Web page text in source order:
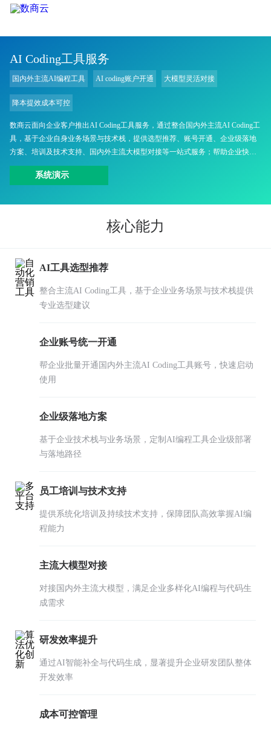
AI Coding工具服务
国内外主流AI编程工具 AI coding账户开通 大模型灵活对接
降本提效成本可控
数商云面向企业客户推出AI Coding工具服务，通过整合国内外主流AI Coding工
具，基于企业自身业务场景与技术栈，提供选型推荐、账号开通、企业级落地
方案、培训及技术支持、国内外主流大模型对接等一站式服务；帮助企业快速
引入AI编程能力，提升研发效率，降低开发成本，同时确保工具选型安全合
规、成本可控。
系统演示
核心能力
AI工具选型推荐
整合主流AI Coding工具，基于企业业务场景与技术栈提供
专业选型建议
企业账号统一开通
帮企业批量开通国内外主流AI Coding工具账号，快速启动
使用
企业级落地方案
基于企业技术栈与业务场景，定制AI编程工具企业级部署
与落地路径
员工培训与技术支持
提供系统化培训及持续技术支持，保障团队高效掌握AI编
程能力
主流大模型对接
对接国内外主流大模型，满足企业多样化AI编程与代码生
成需求
研发效率提升
通过AI智能补全与代码生成，显著提升企业研发团队整体
开发效率
成本可控管理